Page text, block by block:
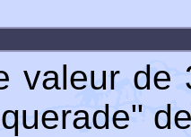
valeur